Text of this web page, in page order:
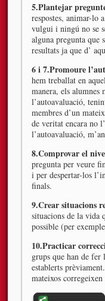
5.Plantejar
respostes, animar-lo
vulgui i ningú no se
alguna pregunta que
resultats ja que d’
6 i 7.Promoure
hem treballat en
manera, els alumnes
l’autoavaluació,
membres d’un
de veritat encara no
l’autoavaluació,
8.Comprovar el
pregunta per veure
i per despertar-los
finals.
9.Crear situacions
situacions de la vida
possible (per
10.Practicar
grups que han de fer
establerts
mateixos